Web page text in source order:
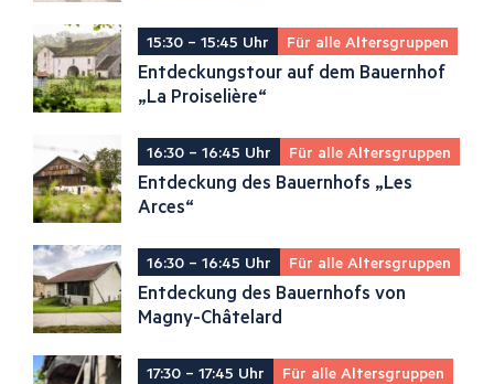
15:30 – 15:45 Uhr Für alle Altersgruppen
Entdeckungstour auf dem Bauernhof
„La Proiselière“
16:30 – 16:45 Uhr Für alle Altersgruppen
Entdeckung des Bauernhofs „Les
Arces“
16:30 – 16:45 Uhr Für alle Altersgruppen
Entdeckung des Bauernhofs von
Magny-Châtelard
17:30 – 17:45 Uhr Für alle Altersgruppen